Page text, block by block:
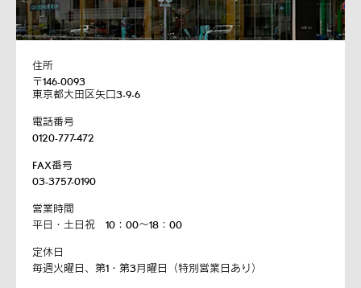
住所
〒146-0093
東京都大田区矢口3-9-6
電話番号
0120-777-472
FAX番号
03-3757-0190
営業時間
平日・土日祝 10：00～18：00
定休日
毎週火曜日、第1・第3月曜日（特別営業日あり）